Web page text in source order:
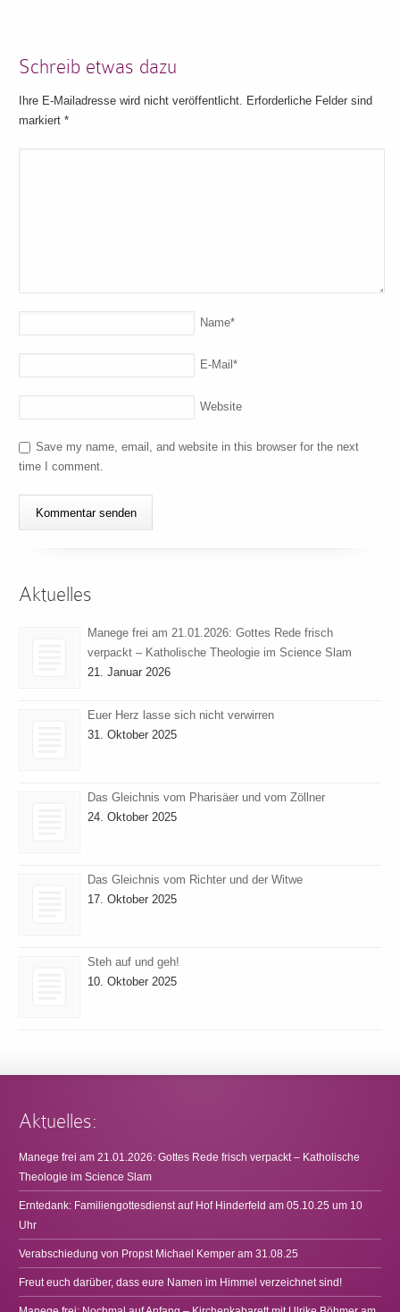
Schreib etwas dazu
Ihre E-Mailadresse wird nicht veröffentlicht. Erforderliche Felder sind
markiert*
Name*
E-Mail*
Website
Save my name, email, and website in this browser for the next
time I comment.
Aktuelles
Manege frei am 21.01.2026: Gottes Rede frisch
verpackt – Katholische Theologie im Science Slam
21. Januar 2026
Euer Herz lasse sich nicht verwirren
31. Oktober 2025
Das Gleichnis vom Pharisäer und vom Zöllner
24. Oktober 2025
Das Gleichnis vom Richter und der Witwe
17. Oktober 2025
Steh auf und geh!
10. Oktober 2025
Aktuelles:
Manege frei am 21.01.2026: Gottes Rede frisch verpackt – Katholische
Theologie im Science Slam
Erntedank: Familiengottesdienst auf Hof Hinderfeld am 05.10.25 um 10
Uhr
Verabschiedung von Propst Michael Kemper am 31.08.25
Freut euch darüber, dass eure Namen im Himmel verzeichnet sind!